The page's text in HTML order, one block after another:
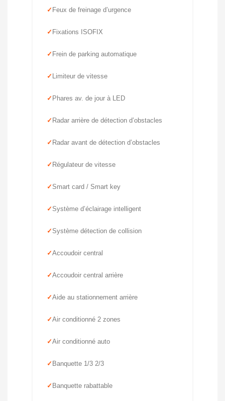
Feux de freinage d’urgence
Fixations ISOFIX
Frein de parking automatique
Limiteur de vitesse
Phares av. de jour à LED
Radar arrière de détection d’obstacles
Radar avant de détection d’obstacles
Régulateur de vitesse
Smart card / Smart key
Système d’éclairage intelligent
Système détection de collision
Accoudoir central
Accoudoir central arrière
Aide au stationnement arrière
Air conditionné 2 zones
Air conditionné auto
Banquette 1/3 2/3
Banquette rabattable